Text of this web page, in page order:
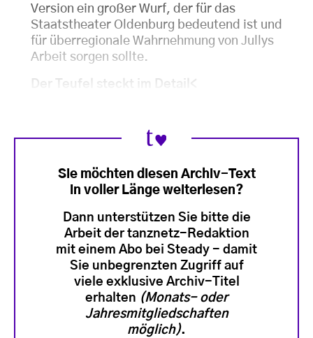
Version ein großer Wurf, der für das
Staatstheater Oldenburg bedeutend ist und
für überregionale Wahrnehmung von Jullys
Arbeit sorgen sollte.
Der Teufel steckt im Detail<
Sie möchten diesen Archiv-Text
in voller Länge weiterlesen?
Dann unterstützen Sie bitte die
Arbeit der tanznetz-Redaktion
mit einem Abo bei Steady - damit
Sie unbegrenzten Zugriff auf
viele exklusive Archiv-Titel
erhalten (Monats- oder
Jahresmitgliedschaften
möglich).